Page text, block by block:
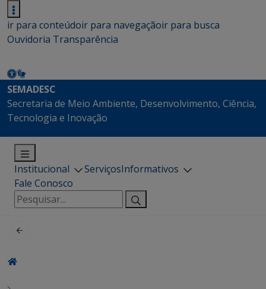
ir para conteúdoir para navegaçãoir para busca
Ouvidoria Transparência
SEMADESC
Secretaria de Meio Ambiente, Desenvolvimento, Ciência,
Tecnologia e Inovação
Institucional ServiçosInformativos
Fale Conosco
Pesquisar
por: